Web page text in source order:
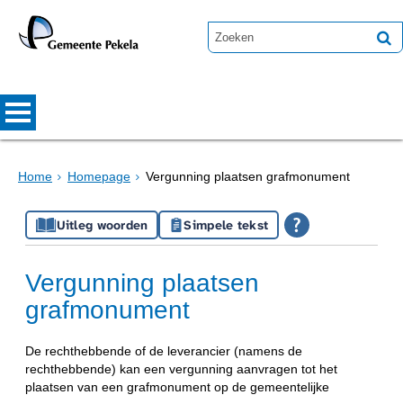
Home Homepage Vergunning plaatsen grafmonument
Uitleg woorden Simpele tekst
Vergunning plaatsen
grafmonument
De rechthebbende of de leverancier (namens de
rechthebbende) kan een vergunning aanvragen tot het
plaatsen van een grafmonument op de gemeentelijke